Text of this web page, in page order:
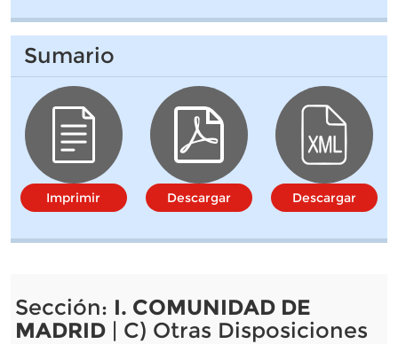
Sumario
Imprimir Descargar Descargar
Sección: I. COMUNIDAD DE
MADRID| C) Otras Disposiciones